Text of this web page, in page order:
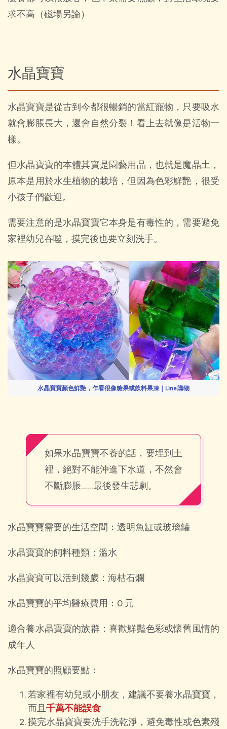
求不高（磁場另論）
水晶寶寶
水晶寶寶是從古到今都很暢銷的當紅寵物，只要吸水
就會膨脹長大，還會自然分裂！看上去就像是活物一
樣。
但水晶寶寶的本體其實是園藝用品，也就是魔晶土，
原本是用於水生植物的栽培，但因為色彩鮮艷，很受
小孩子們歡迎。
需要注意的是水晶寶寶它本身是有毒性的，需要避免
家裡幼兒吞噬，摸完後也要立刻洗手。
水晶寶寶顏色鮮艷，乍看很像糖果或飲料果凍｜Line 購物
如果水晶寶寶不養的話，要埋到土
裡，絕對不能沖進下水道，不然會
不斷膨脹……最後發生悲劇。
水晶寶寶需要的生活空間：透明魚缸或玻璃罐
水晶寶寶的飼料種類：溫水
水晶寶寶可以活到幾歲：海枯石爛
水晶寶寶的平均醫療費用：0 元
適合養水晶寶寶的族群：喜歡鮮豔色彩或懷舊風情的
成年人
水晶寶寶的照顧要點：
若家裡有幼兒或小朋友，建議不要養水晶寶寶，
而且千萬不能誤食
摸完水晶寶寶要洗手洗乾淨，避免毒性或色素殘